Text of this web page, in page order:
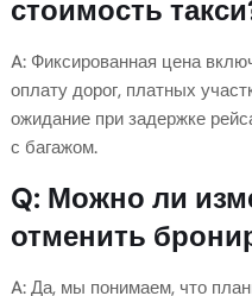
стоимость
A: Фиксированная цена
оплату дорог, платных
ожидание при задержке
с багажом.
Q: Можно ли
отменить
A: Да, мы понимаем, что